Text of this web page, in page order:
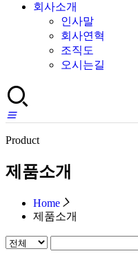
회사소개
인사말
회사연혁
조직도
오시는길
Product
제품소개
Home
제품소개